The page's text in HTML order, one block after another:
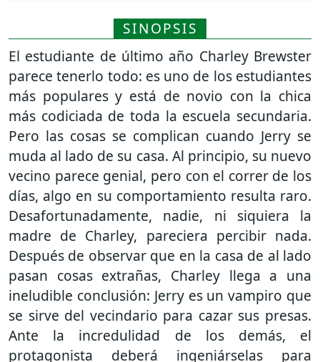
SINOPSIS
El estudiante de último año Charley Brewster
parece tenerlo todo: es uno de los estudiantes
más populares y está de novio con la chica
más codiciada de toda la escuela secundaria.
Pero las cosas se complican cuando Jerry se
muda al lado de su casa. Al principio, su nuevo
vecino parece genial, pero con el correr de los
días, algo en su comportamiento resulta raro.
Desafortunadamente, nadie, ni siquiera la
madre de Charley, pareciera percibir nada.
Después de observar que en la casa de al lado
pasan cosas extrañas, Charley llega a una
ineludible conclusión: Jerry es un vampiro que
se sirve del vecindario para cazar sus presas.
Ante la incredulidad de los demás, el
protagonista deberá ingeniárselas para